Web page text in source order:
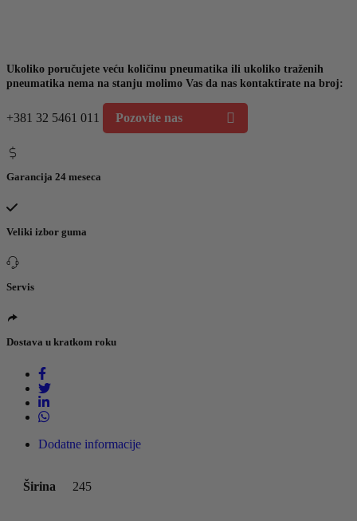
Ukoliko poručujete veću količinu pneumatika ili ukoliko traženih
pneumatika nema na stanju molimo Vas da nas kontaktirate na broj:
+381 32 5461 011 Pozovite nas
Garancija 24 meseca
Veliki izbor guma
Servis
Dostava u kratkom roku
Dodatne informacije
Širina 245